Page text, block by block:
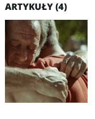
ARTYKUŁY (4)